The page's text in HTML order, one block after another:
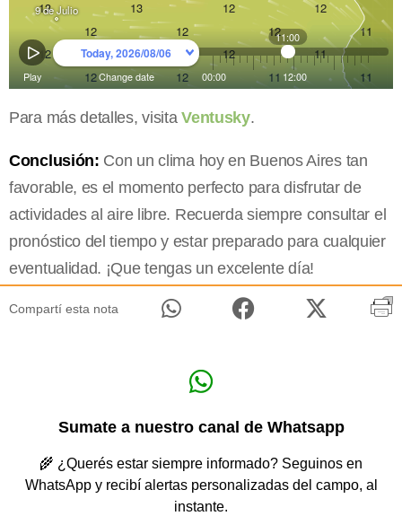
Para más detalles, visitaVentusky.
Conclusión: Con un clima hoy en Buenos Aires tan
favorable, es el momento perfecto para disfrutar de
actividades al aire libre. Recuerda siempre consultar el
pronóstico del tiempo y estar preparado para cualquier
eventualidad. ¡Que tengas un excelente día!
Compartí esta nota
Sumate a nuestro canal de Whatsapp
🌾 ¿Querés estar siempre informado? Seguinos en
WhatsApp y recibí alertas personalizadas del campo, al
instante.